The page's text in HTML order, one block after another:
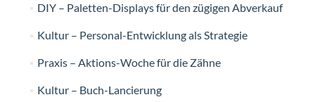
DIY – Paletten-Displays für den zügigen Abverkauf
Kultur – Personal-Entwicklung als Strategie
Praxis – Aktions-Woche für die Zähne
Kultur – Buch-Lancierung